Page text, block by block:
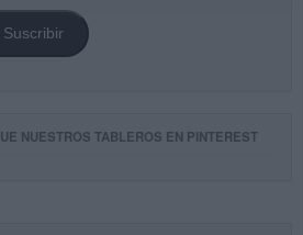
Suscribir
NUESTROS TABLEROS EN PINTEREST